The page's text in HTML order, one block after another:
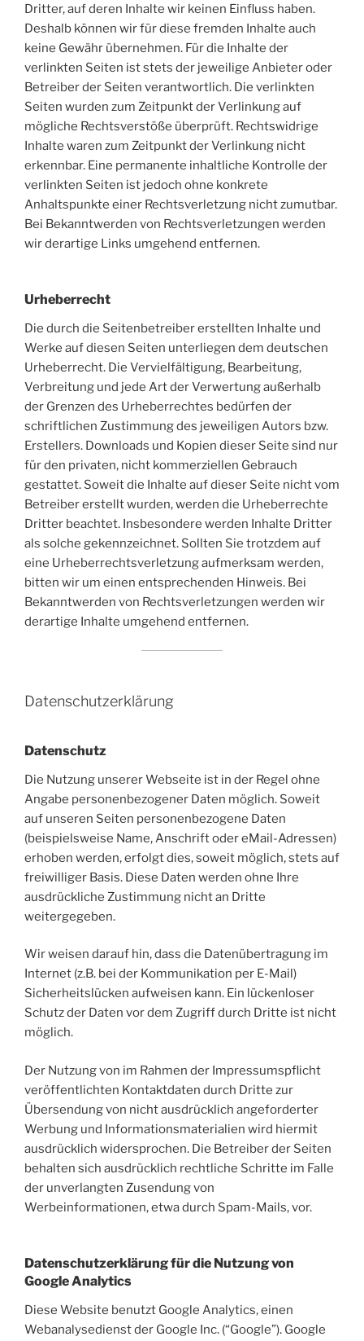
Dritter, auf deren Inhalte wir keinen Einfluss haben.
Deshalb können wir für diese fremden Inhalte auch
keine Gewähr übernehmen. Für die Inhalte der
verlinkten Seiten ist stets der jeweilige Anbieter oder
Betreiber der Seiten verantwortlich. Die verlinkten
Seiten wurden zum Zeitpunkt der Verlinkung auf
mögliche Rechtsverstöße überprüft. Rechtswidrige
Inhalte waren zum Zeitpunkt der Verlinkung nicht
erkennbar. Eine permanente inhaltliche Kontrolle der
verlinkten Seiten ist jedoch ohne konkrete
Anhaltspunkte einer Rechtsverletzung nicht zumutbar.
Bei Bekanntwerden von Rechtsverletzungen werden
wir derartige Links umgehend entfernen.
Urheberrecht
Die durch die Seitenbetreiber erstellten Inhalte und
Werke auf diesen Seiten unterliegen dem deutschen
Urheberrecht. Die Vervielfältigung, Bearbeitung,
Verbreitung und jede Art der Verwertung außerhalb
der Grenzen des Urheberrechtes bedürfen der
schriftlichen Zustimmung des jeweiligen Autors bzw.
Erstellers. Downloads und Kopien dieser Seite sind nur
für den privaten, nicht kommerziellen Gebrauch
gestattet. Soweit die Inhalte auf dieser Seite nicht vom
Betreiber erstellt wurden, werden die Urheberrechte
Dritter beachtet. Insbesondere werden Inhalte Dritter
als solche gekennzeichnet. Sollten Sie trotzdem auf
eine Urheberrechtsverletzung aufmerksam werden,
bitten wir um einen entsprechenden Hinweis. Bei
Bekanntwerden von Rechtsverletzungen werden wir
derartige Inhalte umgehend entfernen.
Datenschutzerklärung
Datenschutz
Die Nutzung unserer Webseite ist in der Regel ohne
Angabe personenbezogener Daten möglich. Soweit
auf unseren Seiten personenbezogene Daten
(beispielsweise Name, Anschrift oder eMail-Adressen)
erhoben werden, erfolgt dies, soweit möglich, stets auf
freiwilliger Basis. Diese Daten werden ohne Ihre
ausdrückliche Zustimmung nicht an Dritte
weitergegeben.
Wir weisen darauf hin, dass die Datenübertragung im
Internet (z.B. bei der Kommunikation per E-Mail)
Sicherheitslücken aufweisen kann. Ein lückenloser
Schutz der Daten vor dem Zugriff durch Dritte ist nicht
möglich.
Der Nutzung von im Rahmen der Impressumspflicht
veröffentlichten Kontaktdaten durch Dritte zur
Übersendung von nicht ausdrücklich angeforderter
Werbung und Informationsmaterialien wird hiermit
ausdrücklich widersprochen. Die Betreiber der Seiten
behalten sich ausdrücklich rechtliche Schritte im Falle
der unverlangten Zusendung von
Werbeinformationen, etwa durch Spam-Mails, vor.
Datenschutzerklärung für die Nutzung von
Google Analytics
Diese Website benutzt Google Analytics, einen
Webanalysedienst der Google Inc. (“Google”). Google